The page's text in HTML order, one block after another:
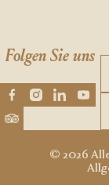
Folgen Sie uns
© 2026